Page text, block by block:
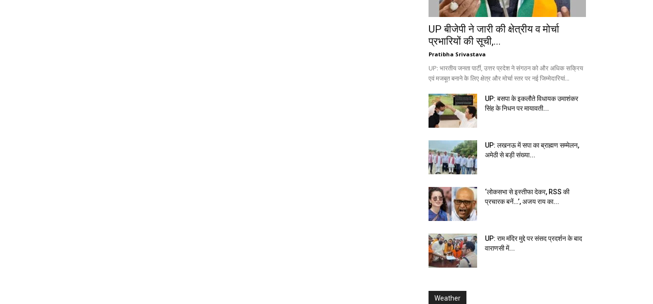
UP बीजेपी ने जारी की क्षेत्रीय व मोर्चा
प्रभारियों की सूची,...
Pratibha Srivastava
UP: भारतीय जनता पार्टी, उत्तर प्रदेश ने संगठन को और अधिक सक्रिय
एवं मजबूत बनाने के लिए क्षेत्र और मोर्चा स्तर पर नई जिम्मेदारियां...
UP: बसपा के इकलौते विधायक उमाशंकर
सिंह के निधन पर मायावती...
UP: लखनऊ में सपा का ब्राह्मण सम्मेलन,
अमेठी से बड़ी संख्या...
‘लोकसभा से इस्तीफा देकर, RSS की
प्रचारक बनें…’, अजय राय का...
UP: राम मंदिर मुद्दे पर संसद प्रदर्शन के बाद
वाराणसी में...
Weather